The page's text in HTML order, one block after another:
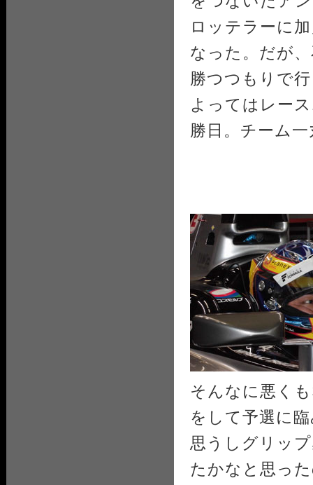
ロッテラーに
なった。だが
勝つつもりで
よってはレー
勝日。チーム
そんなに悪く
をして予選に
思うしグリッ
たかなと思っ